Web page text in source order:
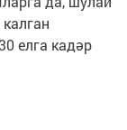
елга кадәр